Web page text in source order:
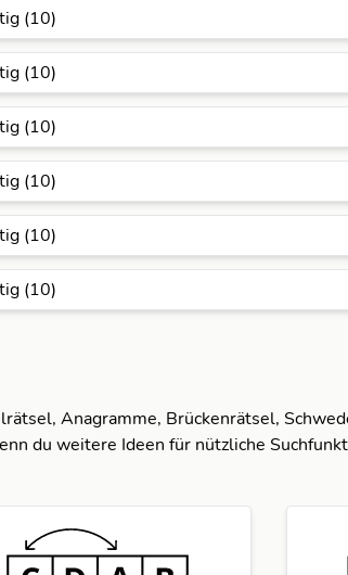
(10)
(10)
(10)
(10)
(10)
(10)
Anagramme, Brückenrätsel,
du weitere Ideen für nützliche